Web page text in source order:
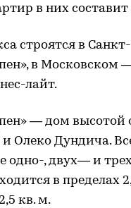
в них составит
строятся в
в Московском
лайт.
— дом высотой
Олеко Дундича.
одно-, двух— и
в пределах
кв. м.